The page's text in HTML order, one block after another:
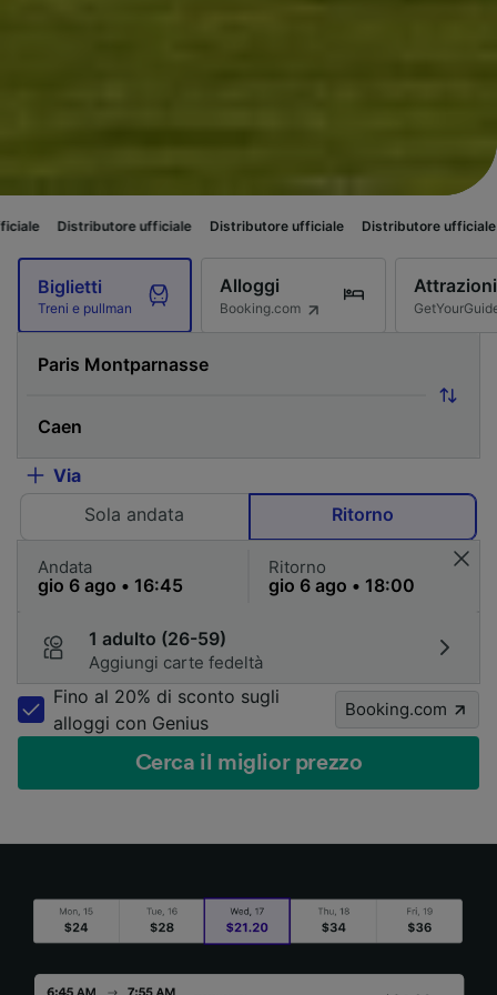
ufficiale Distributore ufficiale Distributore ufficiale
Biglietti
Treni e pullman
Alloggi
Booking.com
Attrazioni
Via
Sola andata
Ritorno
Andata Ritorno
1 adulto (26-59)
Aggiungi carte fedeltà
Fino al 20% di sconto sugli
alloggi con Genius
Booking.com
Cerca il miglior prezzo